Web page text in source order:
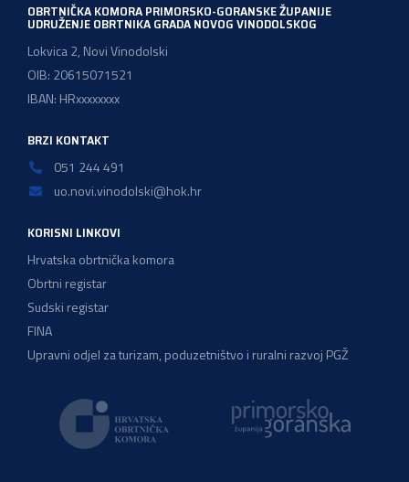
OBRTNIČKA KOMORA PRIMORSKO-GORANSKE ŽUPANIJE
UDRUŽENJE OBRTNIKA GRADA NOVOG VINODOLSKOG
Lokvica 2, Novi Vinodolski
OIB: 20615071521
IBAN: HRxxxxxxxx
BRZI KONTAKT
051 244 491
uo.novi.vinodolski@hok.hr
KORISNI LINKOVI
Hrvatska obrtnička komora
Obrtni registar
Sudski registar
FINA
Upravni odjel za turizam, poduzetništvo i ruralni razvoj PGŽ